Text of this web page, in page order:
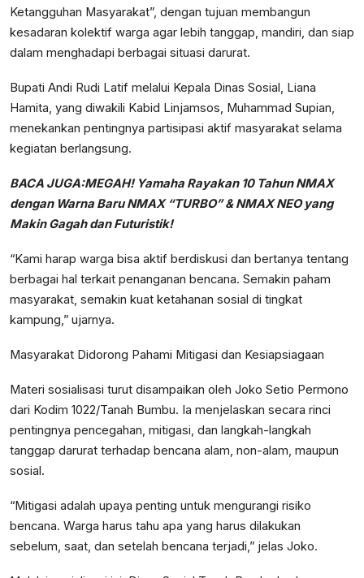
Ketangguhan Masyarakat”, dengan tujuan membangun
kesadaran kolektif warga agar lebih tanggap, mandiri, dan siap
dalam menghadapi berbagai situasi darurat.
Bupati Andi Rudi Latif melalui Kepala Dinas Sosial, Liana
Hamita, yang diwakili Kabid Linjamsos, Muhammad Supian,
menekankan pentingnya partisipasi aktif masyarakat selama
kegiatan berlangsung.
BACA JUGA:MEGAH! Yamaha Rayakan 10 Tahun NMAX
dengan Warna Baru NMAX “TURBO” & NMAX NEO yang
Makin Gagah dan Futuristik!
“Kami harap warga bisa aktif berdiskusi dan bertanya tentang
berbagai hal terkait penanganan bencana. Semakin paham
masyarakat, semakin kuat ketahanan sosial di tingkat
kampung,” ujarnya.
Masyarakat Didorong Pahami Mitigasi dan Kesiapsiagaan
Materi sosialisasi turut disampaikan oleh Joko Setio Permono
dari Kodim 1022/Tanah Bumbu. Ia menjelaskan secara rinci
pentingnya pencegahan, mitigasi, dan langkah-langkah
tanggap darurat terhadap bencana alam, non-alam, maupun
sosial.
“Mitigasi adalah upaya penting untuk mengurangi risiko
bencana. Warga harus tahu apa yang harus dilakukan
sebelum, saat, dan setelah bencana terjadi,” jelas Joko.